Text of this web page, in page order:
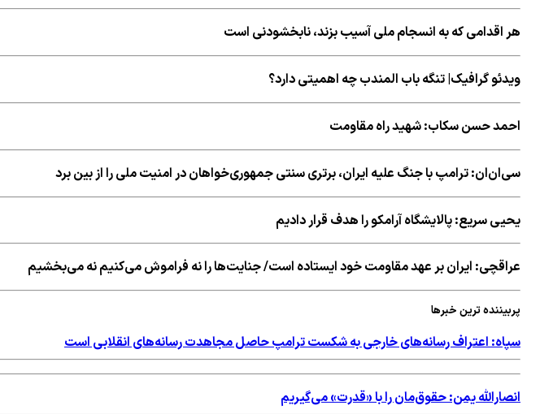
هر اقدامی که به انسجام ملی آسیب بزند، نابخشودنی است
ویدئو گرافیک| تنگه باب المندب چه اهمیتی دارد؟
احمد حسن سکاب: شهید راه مقاومت
سی‌ان‌ان: ترامپ با جنگ علیه ایران، برتری سنتی جمهوری‌خواهان در امنیت ملی را از بین برد
یحیی سریع: پالایشگاه آرامکو را هدف قرار دادیم
عراقچی: ایران بر عهد مقاومت خود ایستاده است/ جنایت‌ها را نه فراموش می‌کنیم نه می‌بخشیم
پربیننده ترین خبرها
سپاه: اعتراف رسانه‌های خارجی به شکست ترامپ حاصل مجاهدت رسانه‌های انقلابی است
انصارالله یمن: حقوق‌مان را با «قدرت» می‌گیریم